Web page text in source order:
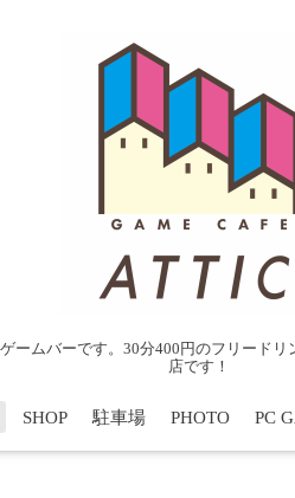
ームバーです。30分400円のフリード
店です！
SHOP 駐車場 PHOTO PC